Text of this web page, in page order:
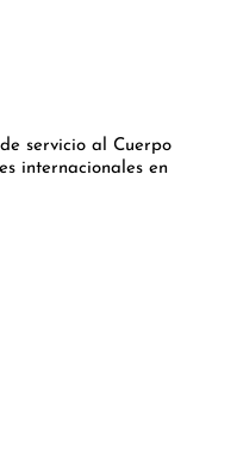
servicio al Cuerpo
internacionales en